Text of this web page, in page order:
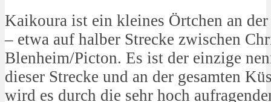
Kaikoura ist ein kleines Örtchen an
– etwa auf halber Strecke zwischen
Blenheim/Picton. Es ist der einzige
dieser Strecke und an der gesamten
wird es durch die sehr hoch